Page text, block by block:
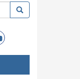
Пребарување